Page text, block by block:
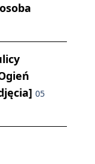
05